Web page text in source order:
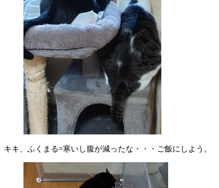
キキ、ふくまる=寒いし腹が減ったな・・・ご飯にしよう。